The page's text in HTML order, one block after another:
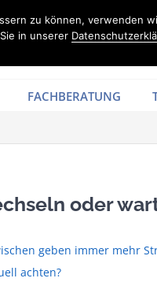
FACHBERATUNG
oder
geben immer mehr
achten?
zu können, verwenden
in unserer